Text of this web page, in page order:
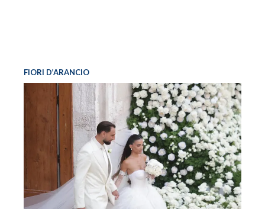
FIORI D’ARANCIO